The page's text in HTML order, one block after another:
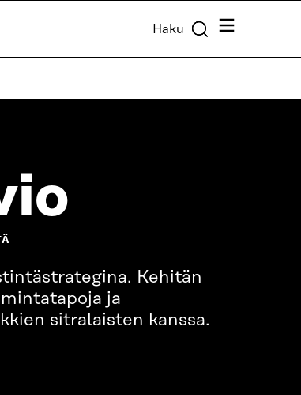
Haku Valikko
Kehitän
ja
sitralaisten kanssa.